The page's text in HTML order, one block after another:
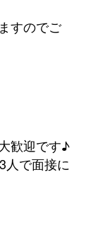
すのでご
歓迎です♪
人で面接に